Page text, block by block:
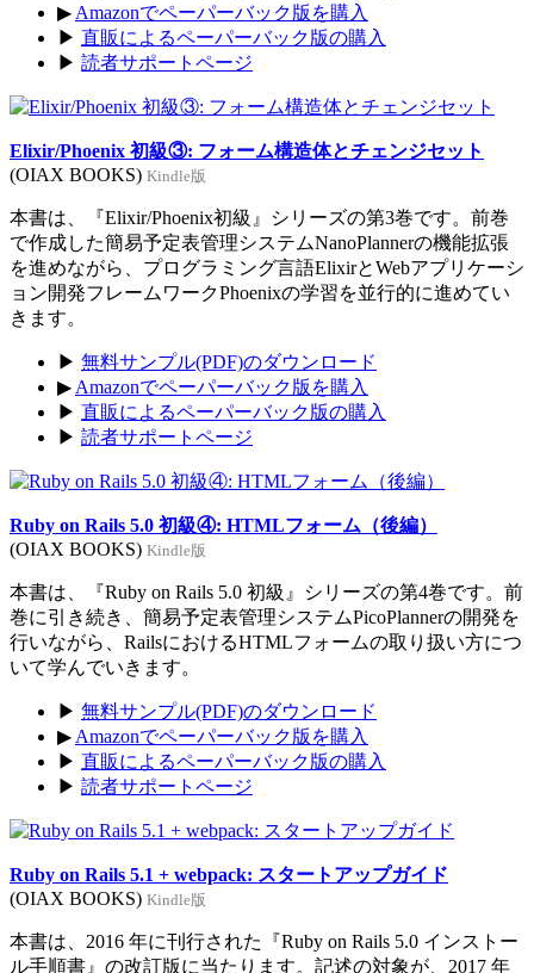
▶ Amazonでペーパーバック版を購入
▶ 直販によるペーパーバック版の購入
▶ 読者サポートページ
Elixir/Phoenix 初級③: フォーム構造体とチェンジセット
(OIAX BOOKS) Kindle版
本書は、『Elixir/Phoenix初級』シリーズの第3巻です。前巻
で作成した簡易予定表管理システムNanoPlannerの機能拡張
を進めながら、プログラミング言語ElixirとWebアプリケーシ
ョン開発フレームワークPhoenixの学習を並行的に進めてい
きます。
▶ 無料サンプル(PDF)のダウンロード
▶ Amazonでペーパーバック版を購入
▶ 直販によるペーパーバック版の購入
▶ 読者サポートページ
Ruby on Rails 5.0 初級④: HTMLフォーム（後編）
(OIAX BOOKS) Kindle版
本書は、『Ruby on Rails 5.0 初級』シリーズの第4巻です。前
巻に引き続き、簡易予定表管理システムPicoPlannerの開発を
行いながら、RailsにおけるHTMLフォームの取り扱い方につ
いて学んでいきます。
▶ 無料サンプル(PDF)のダウンロード
▶ Amazonでペーパーバック版を購入
▶ 直販によるペーパーバック版の購入
▶ 読者サポートページ
Ruby on Rails 5.1 + webpack: スタートアップガイド
(OIAX BOOKS) Kindle版
本書は、2016 年に刊行された『Ruby on Rails 5.0 インストー
ル手順書』の改訂版に当たります。記述の対象が、2017 年